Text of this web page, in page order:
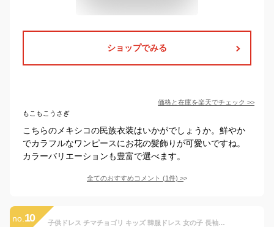
ショップでみる
価格と在庫を楽天でチェック >>
もこもこうさぎ
こちらのメキシコの民族衣装はいかがでしょうか。鮮やか
でカラフルなワンピースにお花の髪飾りが可愛いですね。
カラーバリエーションも豊富で選べます。
全てのおすすめコメント (1件) >
no. 10 子供ドレス チマチョゴリ キッズ 韓服ドレス 女の子 長袖 ロング丈 韓国民族衣装 韓国民族古典ダンス衣装 韓流 ステージ衣装 結婚式 二次会 パーティー ドレス 立体お花 刺しゅう かわいい 韓国 伝統 発表会 演奏会 学園祭 演出服 コスチューム100 110 120 130 140 150